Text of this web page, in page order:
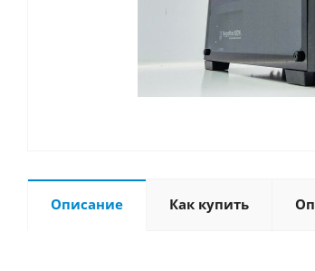
Описание Как купить